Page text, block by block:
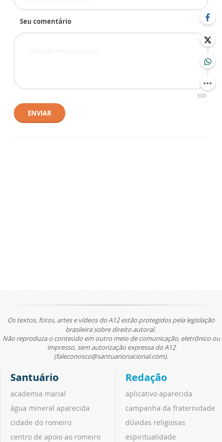
Seu comentário
500
ENVIAR
Os textos, fotos, artes e vídeos do A12 estão protegidos pela legislação
brasileira sobre direito autoral.
Não reproduza o conteúdo em outro meio de comunicação, eletrônico ou
impresso, sem autorização expressa do A12
(faleconosco@santuarionacional.com).
Santuário
academia marial
água mineral aparecida
cidade do romeiro
centro de apoio ao romeiro
Redação
aplicativo aparecida
campanha da fraternidade
dúvidas religiosas
espiritualidade